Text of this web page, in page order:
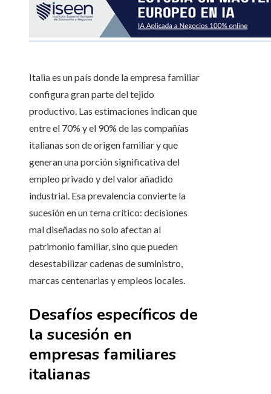
Italia es un país donde la empresa familiar
configura gran parte del tejido
productivo. Las estimaciones indican que
entre el 70% y el 90% de las compañías
italianas son de origen familiar y que
generan una porción significativa del
empleo privado y del valor añadido
industrial. Esa prevalencia convierte la
sucesión en un tema crítico: decisiones
mal diseñadas no solo afectan al
patrimonio familiar, sino que pueden
desestabilizar cadenas de suministro,
marcas centenarias y empleos locales.
Desafíos específicos de
la sucesión en
empresas familiares
italianas